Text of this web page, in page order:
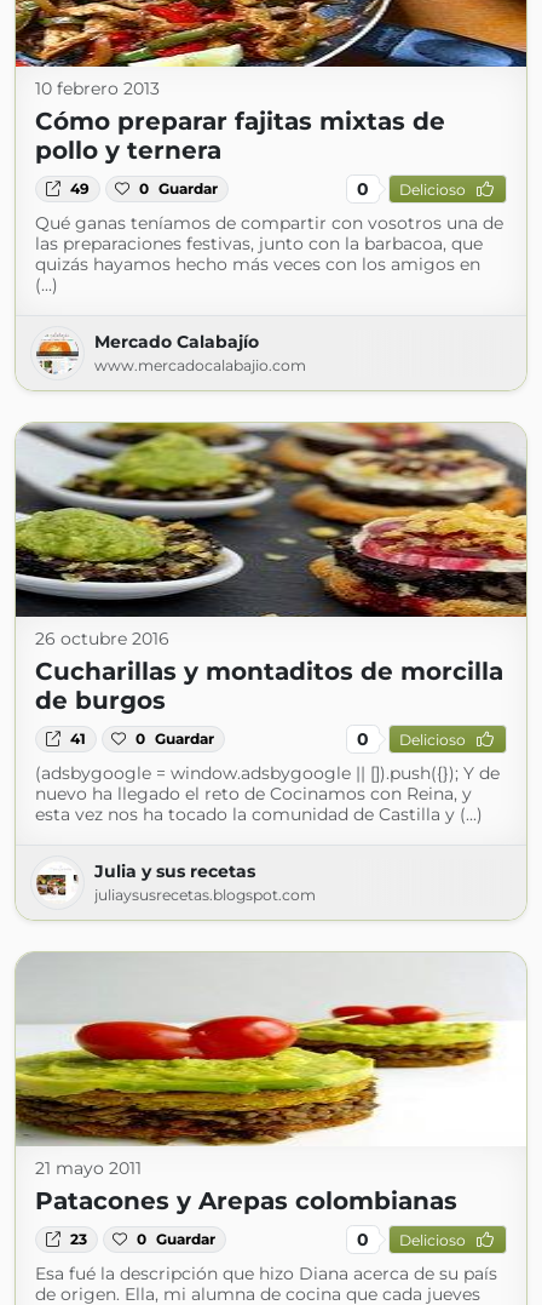
10 febrero 2013
Cómo preparar fajitas mixtas de
pollo y ternera
49 0 Guardar 0 Delicioso
Qué ganas teníamos de compartir con vosotros una de
las preparaciones festivas, junto con la barbacoa, que
quizás hayamos hecho más veces con los amigos en
(...)
Mercado Calabajío
www.mercadocalabajio.com
26 octubre 2016
Cucharillas y montaditos de morcilla
de burgos
41 0 Guardar 0 Delicioso
(adsbygoogle = window.adsbygoogle || []).push({}); Y de
nuevo ha llegado el reto de Cocinamos con Reina, y
esta vez nos ha tocado la comunidad de Castilla y (...)
Julia y sus recetas
juliaysusrecetas.blogspot.com
21 mayo 2011
Patacones y Arepas colombianas
23 0 Guardar 0 Delicioso
Esa fué la descripción que hizo Diana acerca de su país
de origen. Ella, mi alumna de cocina que cada jueves